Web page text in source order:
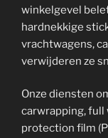
winkelgevel
hardnekkige
vrachtwagens,
verwijderen ze
Onze diensten
carwrapping, full
protection film